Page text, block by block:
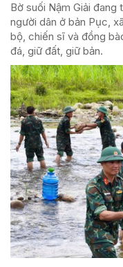
Bờ suối Nậm Giải
người dân ở bản Pục,
bộ, chiến sĩ và đồng
đá, giữ đất, giữ bản.